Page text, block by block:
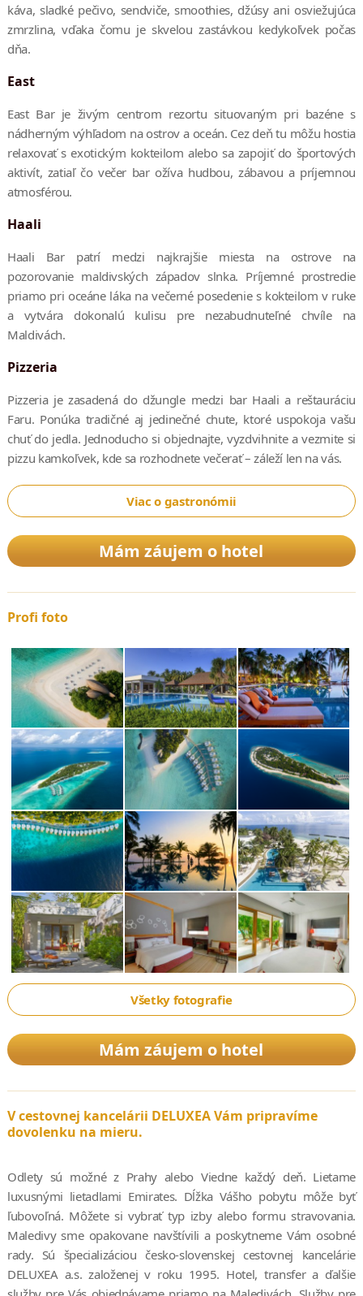
káva, sladké pečivo, sendviče, smoothies, džúsy ani osviežujúca
zmrzlina, vďaka čomu je skvelou zastávkou kedykoľvek počas
dňa.
East
East Bar je živým centrom rezortu situovaným pri bazéne s
nádherným výhľadom na ostrov a oceán. Cez deň tu môžu hostia
relaxovať s exotickým kokteilom alebo sa zapojiť do športových
aktivít, zatiaľ čo večer bar ožíva hudbou, zábavou a príjemnou
atmosférou.
Haali
Haali Bar patrí medzi najkrajšie miesta na ostrove na
pozorovanie maldivských západov slnka. Príjemné prostredie
priamo pri oceáne láka na večerné posedenie s kokteilom v ruke
a vytvára dokonalú kulisu pre nezabudnuteľné chvíle na
Maldivách.
Pizzeria
Pizzeria je zasadená do džungle medzi bar Haali a reštauráciu
Faru. Ponúka tradičné aj jedinečné chute, ktoré uspokoja vašu
chuť do jedla. Jednoducho si objednajte, vyzdvihnite a vezmite si
pizzu kamkoľvek, kde sa rozhodnete večerať – záleží len na vás.
Viac o gastronómii
Mám záujem o hotel
Profi foto
Všetky fotografie
Mám záujem o hotel
V cestovnej kancelárii DELUXEA Vám pripravíme
dovolenku na mieru.
Odlety sú možné z Prahy alebo Viedne každý deň. Lietame
luxusnými lietadlami Emirates. Dĺžka Vášho pobytu môže byť
ľubovoľná. Môžete si vybrať typ izby alebo formu stravovania.
Maledivy sme opakovane navštívili a poskytneme Vám osobné
rady. Sú špecializáciou česko-slovenskej cestovnej kancelárie
DELUXEA a.s. založenej v roku 1995. Hotel, transfer a ďalšie